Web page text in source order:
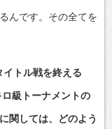
んです。その全てを
トル戦を終える
級トーナメントの
関しては、どのよう